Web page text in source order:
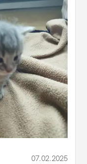
07.02.2025